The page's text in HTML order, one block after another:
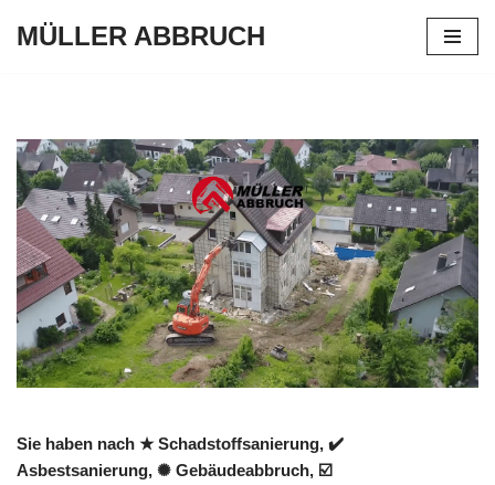
MÜLLER ABBRUCH
Sie haben nach ★ Schadstoffsanierung, ✔️
Asbestsanierung, ✺ Gebäudeabbruch, ☑️